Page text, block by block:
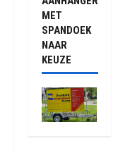
MET
SPANDOEK
NAAR
KEUZE